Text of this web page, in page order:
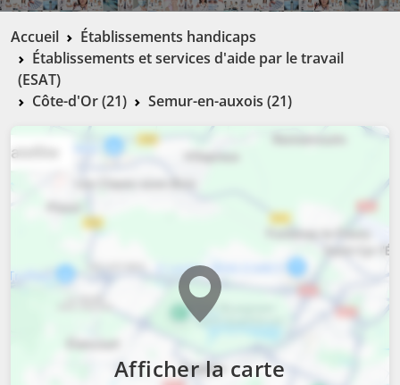
Accueil
Établissements handicaps
Établissements et services d'aide par le travail
(ESAT)
Côte-d'Or (21)
Semur-en-auxois (21)
Afficher la carte